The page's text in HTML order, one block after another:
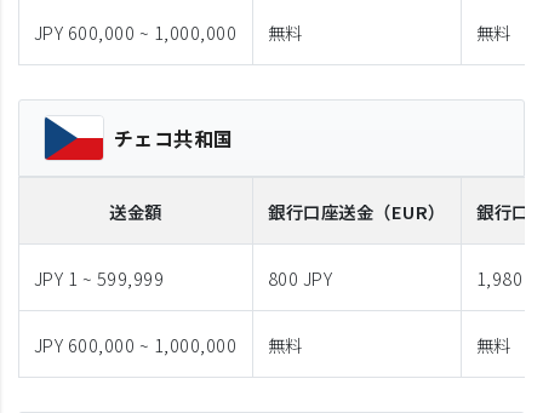
JPY 600,000 ~ 1,000,000 無料 無料
チェコ共和国
送金額 銀行口座送金 （EUR） 銀行口
JPY 1 ~ 599,999 800 JPY 1,980
JPY 600,000 ~ 1,000,000 無料 無料